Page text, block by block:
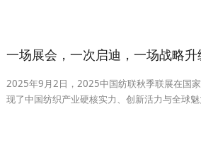
一场展会，一次启迪，一场战略
2025年9月2日，2025中国纺联秋季联展在国
现了中国纺织产业硬核实力、创新活力与全球